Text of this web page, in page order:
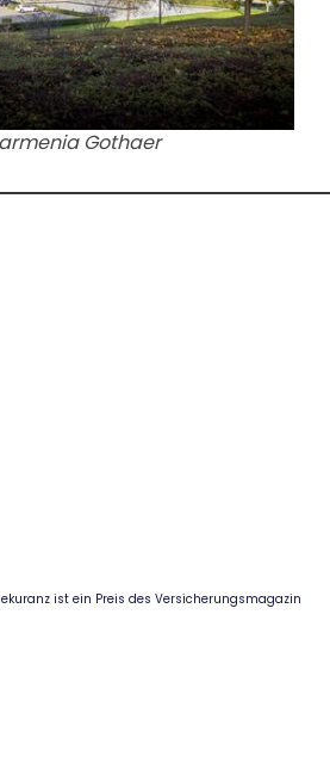
Gothaer
ist ein Preis des Versicherungsmagazin